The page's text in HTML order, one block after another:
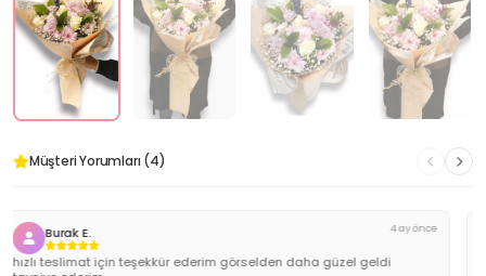
Müşteri Yorumları (4)
Ayşenur Ü. 4 ay önce